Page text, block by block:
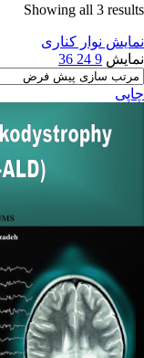
Showing all 3 results
نمایش نوار کناری
نمایش 9
24
36
چاپی